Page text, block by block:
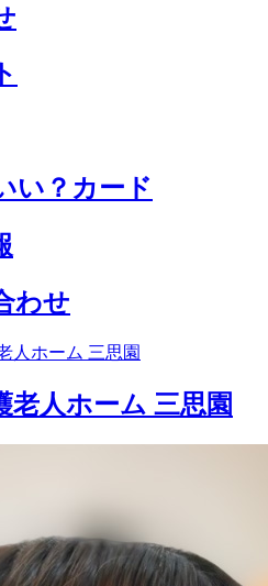
い？カード
わせ
老人ホーム 三思園